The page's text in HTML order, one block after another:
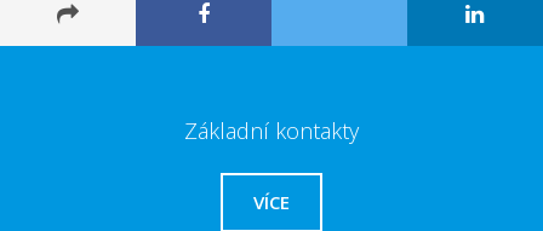
Základní kontakty
VÍCE